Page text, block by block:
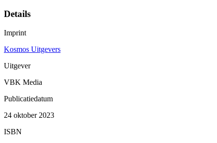
Details
Imprint
Kosmos Uitgevers
Uitgever
VBK Media
Publicatiedatum
24 oktober 2023
ISBN